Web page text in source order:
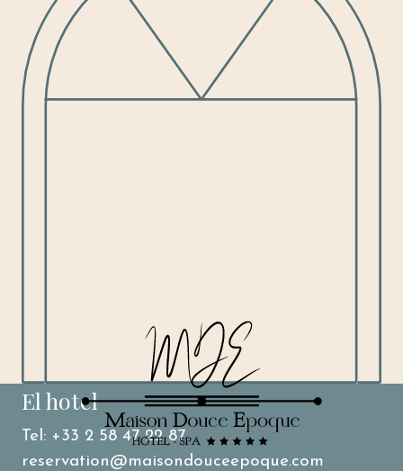
El hotel
Tel: +33 2 58 47 22 87
reservation@maisondouceepoque.com